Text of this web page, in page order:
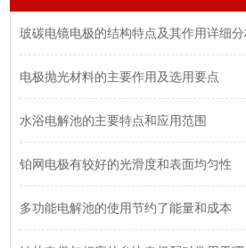
玻碳电镜电极的结构特点及其作用详细
电极抛光材料的主要作用及选用要点
水浴电解池的主要特点和应用范围
铂网电极有较好的光滑度和表面均匀性
多功能电解池的使用节约了能量和成本